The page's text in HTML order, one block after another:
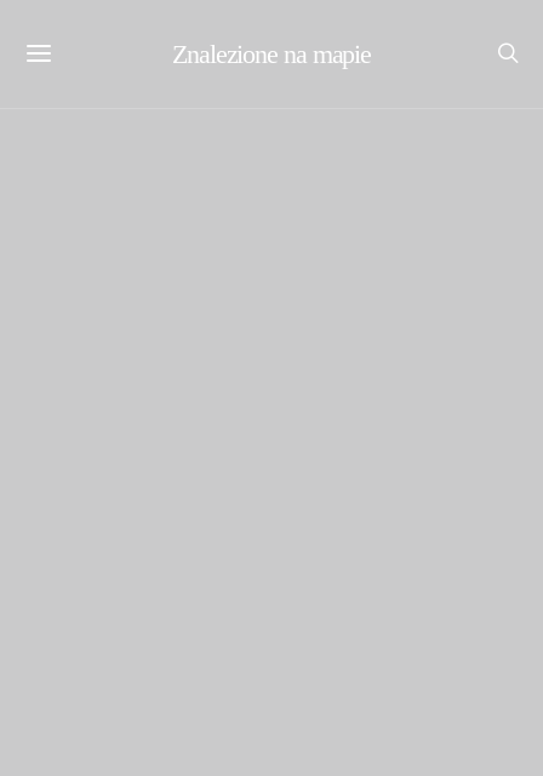
Znalezione na mapie